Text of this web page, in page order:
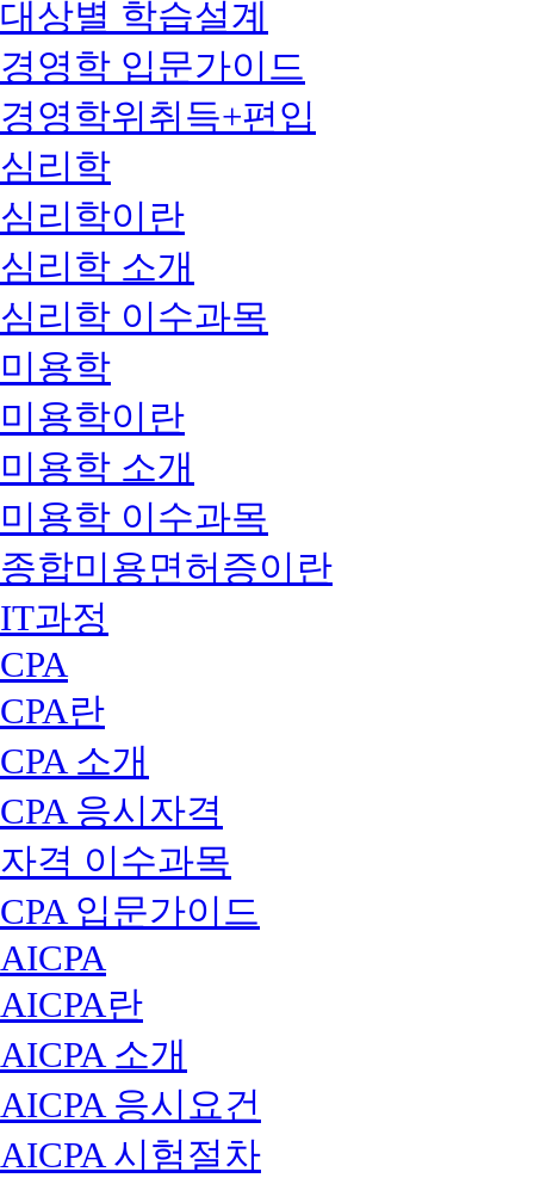
대상별 학습설계
경영학 입문가이드
경영학위취득+편입
심리학
심리학이란
심리학 소개
심리학 이수과목
미용학
미용학이란
미용학 소개
미용학 이수과목
종합미용면허증이란
IT과정
CPA
CPA란
CPA 소개
CPA 응시자격
자격 이수과목
CPA 입문가이드
AICPA
AICPA란
AICPA 소개
AICPA 응시요건
AICPA 시험절차